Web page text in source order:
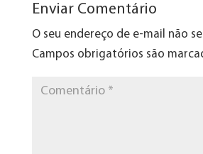
Enviar Comentário
O seu endereço de e-mail não
Campos obrigatórios são